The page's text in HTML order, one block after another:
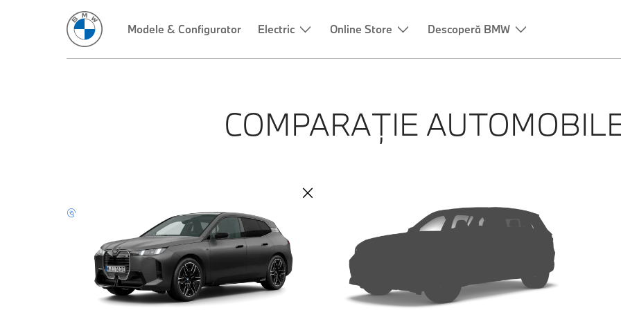
Modele & Configurator Electric Online Store Descoperă BMW
COMPARAȚIE